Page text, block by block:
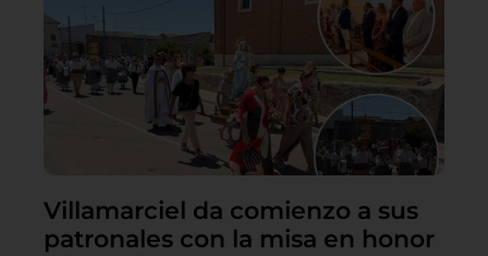
Villamarciel da comienzo a sus
patronales con la misa en honor